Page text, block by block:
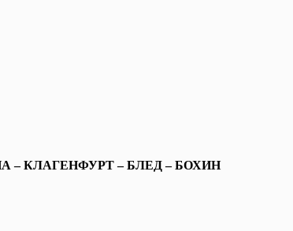
– КЛАГЕНФУРТ – БЛЕД – БОХИН